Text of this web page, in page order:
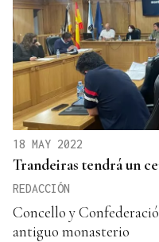
18 MAY 2022
Trandeiras tendrá un
REDACCIÓN
Concello y
antiguo monasterio